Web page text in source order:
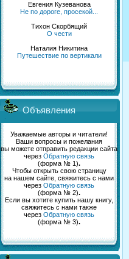
Евгения Кузеванова
Не по дороге, просекой...
Тихон Скорбящий
О чести
Наталия Никитина
Путешествие по вертикали
Объявления
Уважаемые авторы и читатели!
Ваши вопросы и пожелания
вы можете отправить редакции сайта
через Обратную связь
(форма № 1).
Чтобы открыть свою страницу
на нашем сайте, свяжитесь с нами
через Обратную связь
(форма № 2).
Если вы хотите купить нашу книгу,
свяжитесь с нами также
через Обратную связь
(форма № 3).